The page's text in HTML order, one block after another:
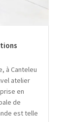
à Canteleu
atelier
en
de
est telle